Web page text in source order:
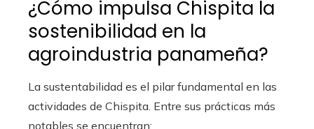
¿Cómo impulsa Chispita la
sostenibilidad en la
agroindustria panameña?
La sustentabilidad es el pilar fundamental en las
actividades de Chispita. Entre sus prácticas más
notables se encuentran: